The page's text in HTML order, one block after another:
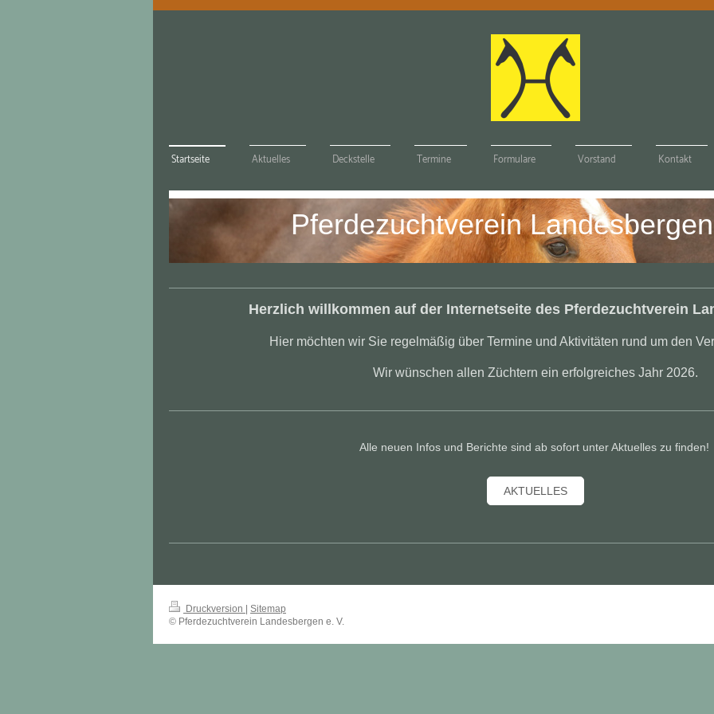
Startseite Aktuelles Deckstelle Termine Formulare Vorstand Kontakt
Pferdezuchtverein
Herzlich willkommen auf der Internetseite des Pferdezuchtverein
Hier möchten wir Sie regelmäßig über Termine und Aktivitäten rund um den
Wir wünschen allen Züchtern ein erfolgreiches Jahr 2026.
Alle neuen Infos und Berichte sind ab sofort unter Aktuelles zu finden!
AKTUELLES
Druckversion
Sitemap
© Pferdezuchtverein Landesbergen e. V.